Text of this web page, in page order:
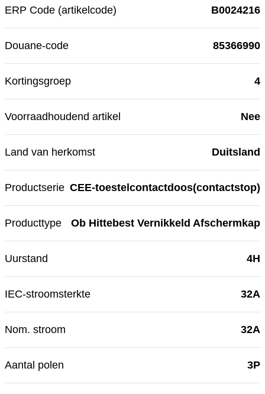
ERP Code (artikelcode) B0024216
Douane-code 85366990
Kortingsgroep 4
Voorraadhoudend artikel Nee
Land van herkomst Duitsland
Productserie CEE-toestelcontactdoos(contactstop)
Producttype Ob Hittebest Vernikkeld Afschermkap
Uurstand 4H
IEC-stroomsterkte 32A
Nom. stroom 32A
Aantal polen 3P